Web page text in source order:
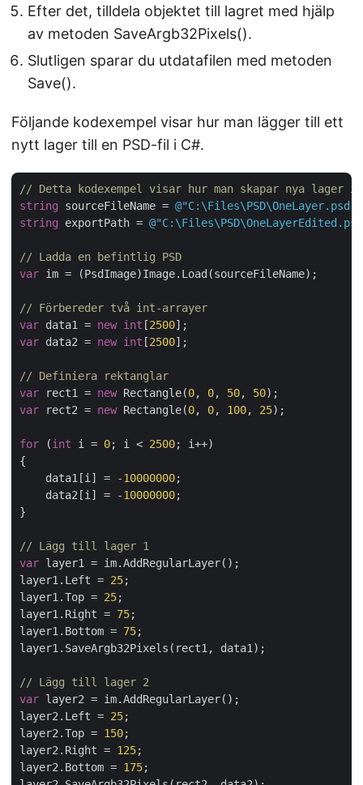
Efter det, tilldela objektet till lagret med hjälp
av metoden SaveArgb32Pixels().
Slutligen sparar du utdatafilen med metoden
Save().
Följande kodexempel visar hur man lägger till ett
nytt lager till en PSD-fil i C#.
// Detta kodexempel visar hur man skapar nya lager
string sourceFileName = @"C:\Files\PSD\OneLayer.psd"
string exportPath =
// Ladda en befintlig PSD
var im = (PsdImage)Image.Load(sourceFileName);
// Förbereder två int-arrayer
var data1 = new int [2500
var data2 = new int [2500];
// Definiera rektanglar
var rect1 = new Rectangle(0, 0, 50, 50
var rect2 = new Rectangle(0, 0, 100, 25);
for (int i = 0; i < 2500; i++)
{
    data1[i] =
-10000000;
    data2[i] =
-10000000;
}
// Lägg till lager 1
var layer1 = im.AddRegularLayer();
layer1.Left = 25;
layer1.Top = 25;
layer1.Right = 75;
layer1.Bottom = 75;
layer1.SaveArgb32Pixels(rect1, data1);
// Lägg till lager 2
var layer2 = im.AddRegularLayer();
layer2.Left = 25;
layer2.Top = 150;
layer2.Right = 125;
layer2.Bottom = 175;